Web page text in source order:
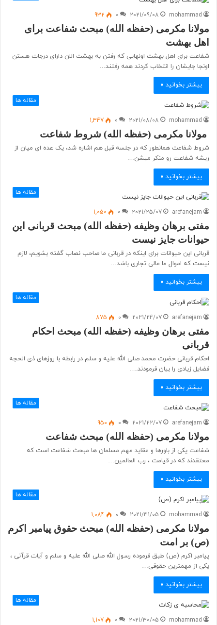
mohammad
2021/09/08
0
932
مولانا مکرمی (حفظه الله) مبحث شفاعت برای
اهل بهشت
شفاعت برای اهل بهشت اونهایی که رفتن به بهشت الان دارای درجات هستن
اونجا جایشان را انتخاب کردند همه رفتند…
بیشتر بخوانید »
مقاله ها
mohammad
2021/08/08
0
1,347
مولانا مکرمی (حفظه الله) شروط شفاعت
شروط شفاعت همانطور که در جلسه قبل هم اشاره شد، یک عده ای میان از
ریشه شفاعت رو منکر میشن…
بیشتر بخوانید »
مقاله ها
arefanejam
2021/25/07
0
1,050
مفتی برهان وظیفه (حفظه الله) مبحث قربانی این
حیوانات جایز نیست
قربانی این حیوانات برای اینکه در قربانی ما صاحب نصاب گفته بشویم، لازم
نیست که اموال ما مالی تجاری باشد…
بیشتر بخوانید »
مقاله ها
arefanejam
2021/24/07
0
875
مفتی برهان وظیفه (حفظه الله) مبحث احکام
قربانی
احکام قربانی حضرت محمد صلی الله علیه و سلم در رابطه با روزهای ذی الحجه
فضایل زیادی را بیان فرمودند.…
بیشتر بخوانید »
مقاله ها
arefanejam
2021/22/07
0
950
مولانا مکرمی (حفظه الله) مبحث شفاعت
شفاعت یکی از باورها و عقاید مهم مسلمان ها مبحث شفاعت است که
معتقدند که در قیامت ، رب العالمین…
بیشتر بخوانید »
مقاله ها
mohammad
2021/31/05
0
1,084
مولانا مکرمی (حفظه الله) مبحث حقوق پیامبر اکرم
(ص) بر امت
پیامبر اکرم (ص) طبق فرموده رسول الله صلی الله علیه و سلم و آیات قرآنی ،
یکی از مهمترین حقوقی…
بیشتر بخوانید »
مقاله ها
mohammad
2021/30/05
0
1,107